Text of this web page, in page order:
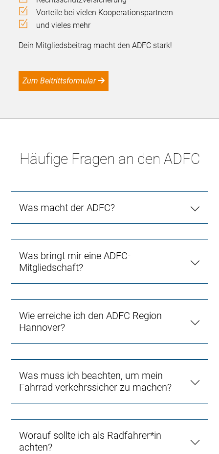
Vorteile bei vielen Kooperationspartnern
und vieles mehr
Dein Mitgliedsbeitrag macht den ADFC stark!
Zum Beitrittsformular
Häufige Fragen an den ADFC
Was macht der ADFC?
Was bringt mir eine ADFC-
Mitgliedschaft?
Wie erreiche ich den ADFC Region
Hannover?
Was muss ich beachten, um mein
Fahrrad verkehrssicher zu machen?
Worauf sollte ich als Radfahrer*in
achten?